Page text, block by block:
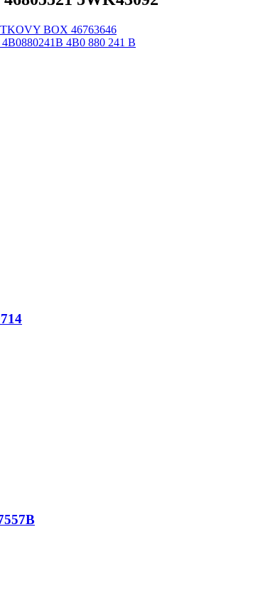
BOX 46763646
4B0 880 241 B